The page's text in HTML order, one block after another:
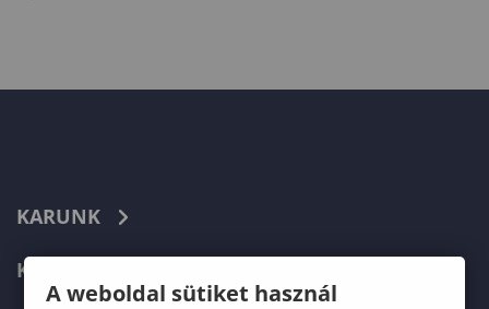
KARUNK
KÉPZÉSEK
A weboldal sütiket használ